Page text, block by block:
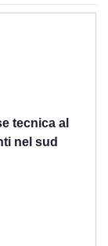
tecnica al
nel sud